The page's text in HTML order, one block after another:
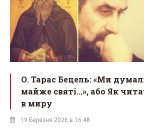
О. Тарас Бецель: «Ми
майже святі...», або Як
в миру
19 Березня 2026 в 16:48